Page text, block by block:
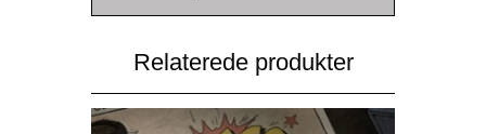
Relaterede produkter